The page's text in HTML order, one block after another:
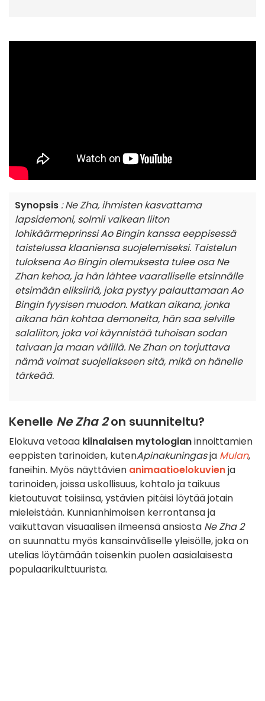
Synopsis : Ne Zha, ihmisten kasvattama
lapsidemoni, solmii vaikean liiton
lohikäärmeprinssi Ao Bingin kanssa eeppisessä
taistelussa klaaniensa suojelemiseksi. Taistelun
tuloksena Ao Bingin olemuksesta tulee osa Ne
Zhan kehoa, ja hän lähtee vaaralliselle etsinnälle
etsimään eliksiiriä, joka pystyy palauttamaan Ao
Bingin fyysisen muodon. Matkan aikana, jonka
aikana hän kohtaa demoneita, hän saa selville
salaliiton, joka voi käynnistää tuhoisan sodan
taivaan ja maan välillä. Ne Zhan on torjuttava
nämä voimat suojellakseen sitä, mikä on hänelle
tärkeää.
Kenelle Ne Zha 2on suunniteltu?
Elokuva vetoaa kiinalaisen mytologianinnoittamien
eeppisten tarinoiden, kutenApinakuningasja Mulan,
faneihin. Myös näyttävien animaatioelokuvienja
tarinoiden, joissa uskollisuus, kohtalo ja taikuus
kietoutuvat toisiinsa, ystävien pitäisi löytää jotain
mieleistään. Kunnianhimoisen kerrontansa ja
vaikuttavan visuaalisen ilmeensä ansiosta Ne Zha 2
on suunnattu myös kansainväliselle yleisölle, joka on
utelias löytämään toisenkin puolen aasialaisesta
populaarikulttuurista.